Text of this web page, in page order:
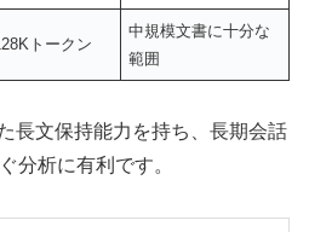
トークン
中規模文書に十分な
範囲
長文保持能力を持ち、長期会話
分析に有利です。